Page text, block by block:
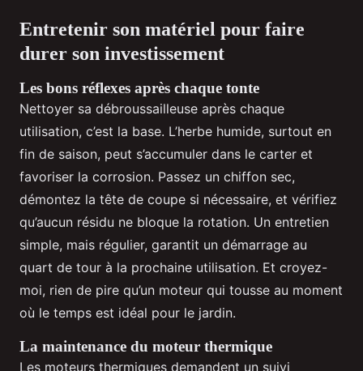
Entretenir son matériel pour faire
durer son investissement
Les bons réflexes après chaque tonte
Nettoyer sa débroussailleuse après chaque
utilisation, c’est la base. L’herbe humide, surtout en
fin de saison, peut s’accumuler dans le carter et
favoriser la corrosion. Passez un chiffon sec,
démontez la tête de coupe si nécessaire, et vérifiez
qu’aucun résidu ne bloque la rotation. Un entretien
simple, mais régulier, garantit un démarrage au
quart de tour à la prochaine utilisation. Et croyez-
moi, rien de pire qu’un moteur qui tousse au moment
où le temps est idéal pour le jardin.
La maintenance du moteur thermique
Les moteurs thermiques demandent un suivi